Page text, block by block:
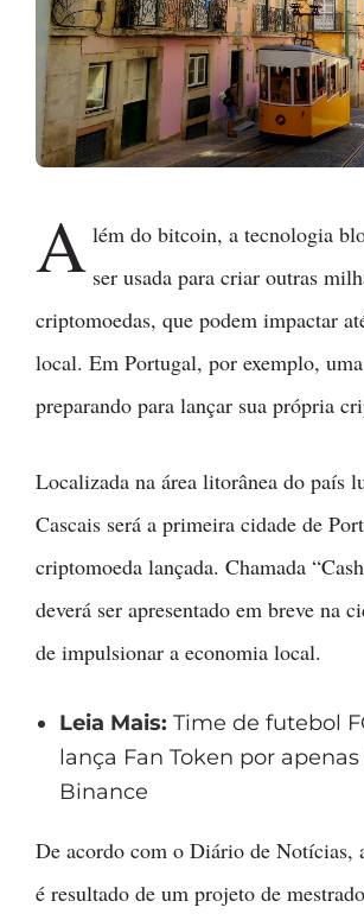
A lém do bitcoin, a tecnologia
ser usada para criar outras
criptomoedas, que podem impactar
local. Em Portugal, por exemplo,
preparando para lançar sua própria
Localizada na área litorânea do país
Cascais será a primeira cidade de
criptomoeda lançada. Chamada
deverá ser apresentado em breve na
de impulsionar a economia local.
Leia Mais: Time de futebol
lança Fan Token por apenas
Binance
De acordo com o Diário de Notícias,
é resultado de um projeto de